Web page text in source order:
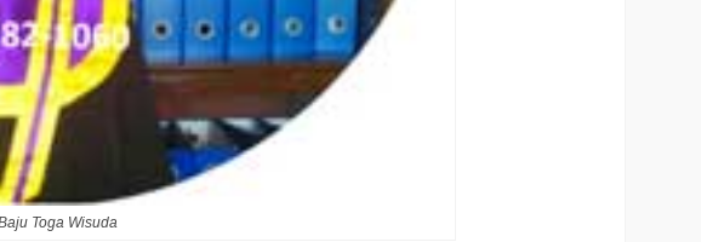
Toga Wisuda